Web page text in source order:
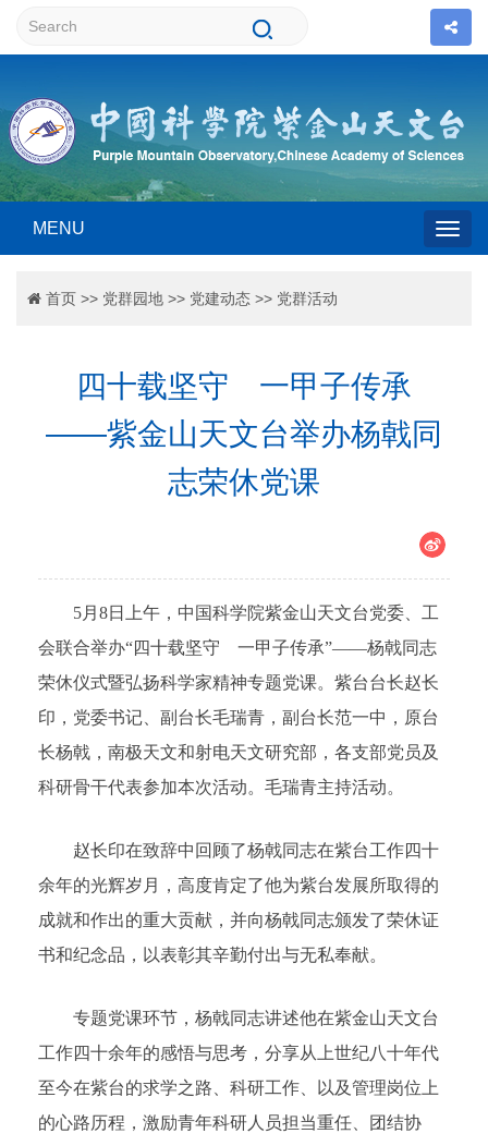
MENU
首页 >> 党群园地 >> 党建动态 >> 党群活动
四十载坚守 一甲子传承
——紫金山天文台举办杨戟同
志荣休党课
5月8日上午，中国科学院紫金山天文台党委、工
会联合举办“四十载坚守 一甲子传承”——杨戟同志
荣休仪式暨弘扬科学家精神专题党课。紫台台长赵长
印，党委书记、副台长毛瑞青，副台长范一中，原台
长杨戟，南极天文和射电天文研究部，各支部党员及
科研骨干代表参加本次活动。毛瑞青主持活动。
赵长印在致辞中回顾了杨戟同志在紫台工作四十
余年的光辉岁月，高度肯定了他为紫台发展所取得的
成就和作出的重大贡献，并向杨戟同志颁发了荣休证
书和纪念品，以表彰其辛勤付出与无私奉献。
专题党课环节，杨戟同志讲述他在紫金山天文台
工作四十余年的感悟与思考，分享从上世纪八十年代
至今在紫台的求学之路、科研工作、以及管理岗位上
的心路历程，激励青年科研人员担当重任、团结协